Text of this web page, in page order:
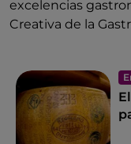
excelencias
Creativa de la